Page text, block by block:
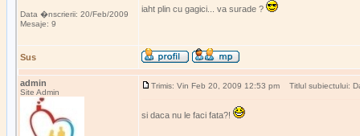
Data �nscrierii: 20/Feb/2009
Mesaje: 9
iaht plin cu gagici... va surade ?
Sus
admin
Site Admin
Trimis: Vin Feb 20, 2009 12:53 pm Titlul subiectului:
si daca nu le faci fata?!